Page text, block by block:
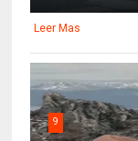
Leer Mas
9